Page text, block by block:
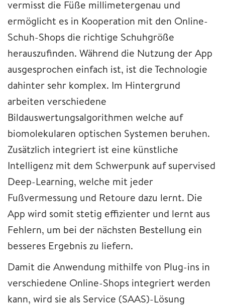
vermisst die Füße millimetergenau und
ermöglicht es in Kooperation mit den Online-
Schuh-Shops die richtige Schuhgröße
herauszufinden. Während die Nutzung der App
ausgesprochen einfach ist, ist die Technologie
dahinter sehr komplex. Im Hintergrund
arbeiten verschiedene
Bildauswertungsalgorithmen welche auf
biomolekularen optischen Systemen beruhen.
Zusätzlich integriert ist eine künstliche
Intelligenz mit dem Schwerpunk auf supervised
Deep-Learning, welche mit jeder
Fußvermessung und Retoure dazu lernt. Die
App wird somit stetig effizienter und lernt aus
Fehlern, um bei der nächsten Bestellung ein
besseres Ergebnis zu liefern.
Damit die Anwendung mithilfe von Plug-ins in
verschiedene Online-Shops integriert werden
kann, wird sie als Service (SAAS)-Lösung